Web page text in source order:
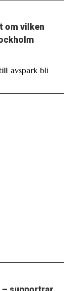
om vilken
avspark bli